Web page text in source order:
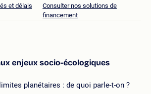
et délais
Consulter nos solutions de
financement
enjeux socio-écologiques
planétaires : de quoi parle-t-on ?